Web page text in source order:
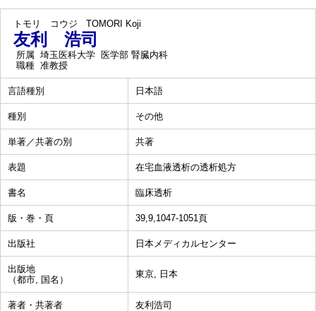
トモリ コウジ TOMORI Koji
友利 浩司
所属 埼玉医科大学 医学部 腎臓内科
職種 准教授
言語種別 日本語
種別 その他
単著／共著の別 共著
表題 在宅血液透析の透析処方
書名 臨床透析
版・巻・頁 39,9,1047-1051頁
出版社 日本メディカルセンター
出版地
（都市, 国名）
東京, 日本
著者・共著者 友利浩司